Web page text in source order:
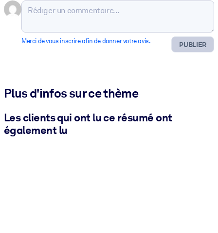
PUBLIER
Merci de vous inscrire afin de donner votre avis.
Plus d'infos sur ce thème
Les clients qui ont lu ce résumé ont
également lu